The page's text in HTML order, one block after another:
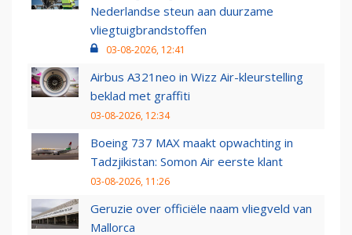
Nederlandse steun aan duurzame
vliegtuigbrandstoffen
03-08-2026, 12:41
Airbus A321neo in Wizz Air-kleurstelling
beklad met graffiti
03-08-2026, 12:34
Boeing 737 MAX maakt opwachting in
Tadzjikistan: Somon Air eerste klant
03-08-2026, 11:26
Geruzie over officiële naam vliegveld van
Mallorca